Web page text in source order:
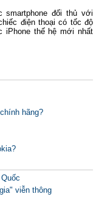
đối thủ với
điện thoại có tốc độ
iPhone thế hệ mới nhất
hãng?
viễn thông